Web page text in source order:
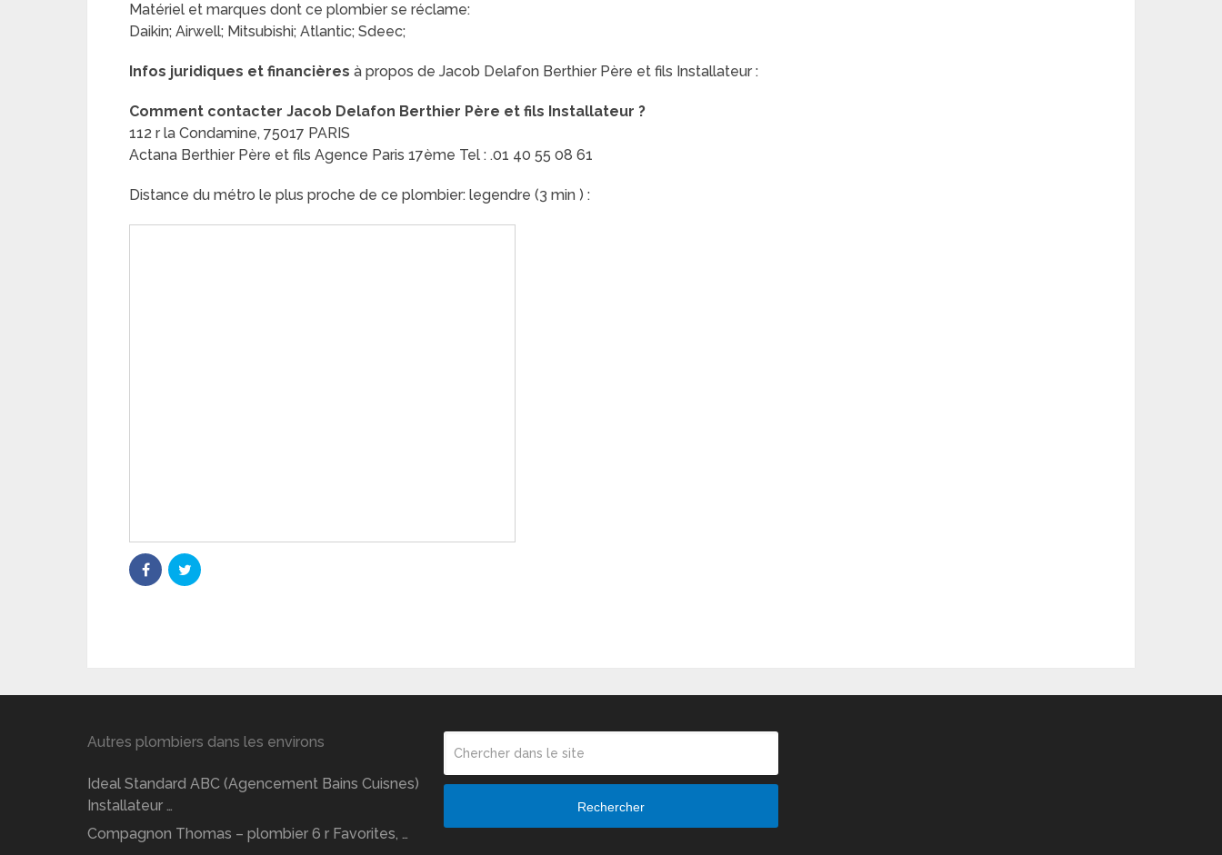
Matériel et marques dont ce plombier se réclame:
Daikin; Airwell; Mitsubishi; Atlantic; Sdeec;
Infos juridiques et financières à propos de Jacob Delafon Berthier Père et fils Installateur :
Comment contacter Jacob Delafon Berthier Père et fils Installateur ?
112 r la Condamine, 75017 PARIS
Actana Berthier Père et fils Agence Paris 17ème Tel : .01 40 55 08 61
Distance du métro le plus proche de ce plombier: legendre (3 min ) :
Autres plombiers dans les environs
Ideal Standard ABC (Agencement Bains Cuisnes)
Installateur …
Compagnon Thomas – plombier 6 r Favorites, …
Rechercher